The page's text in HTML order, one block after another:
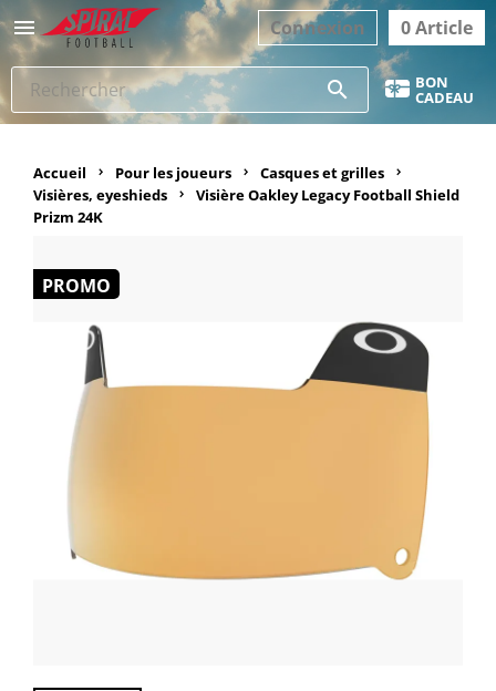
 0 Article
Connexion
search BON
CADEAU
Accueil Pour les joueurs
Casques et grilles
Visières, eyeshieds
Visière Oakley Legacy Football Shield
Prizm 24K
PROMO